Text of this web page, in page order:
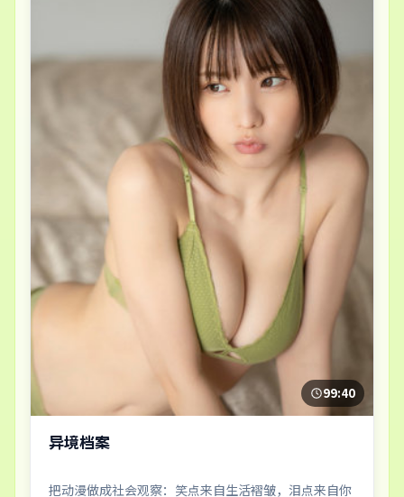
99:40
异境档案
把动漫做成社会观察：笑点来自生活褶皱，泪点来自你